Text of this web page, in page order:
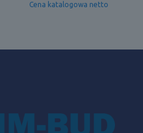
Cena katalogowa netto